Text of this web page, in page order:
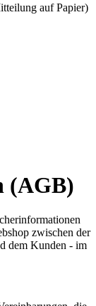
auf Papier)
(AGB)
zwischen der
dem Kunden - im